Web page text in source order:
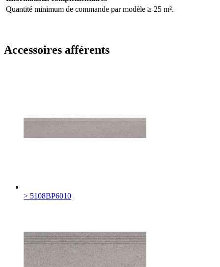
Quantité minimum de commande par modèle ≥ 25 m².
Accessoires afférents
> 5108BP6010